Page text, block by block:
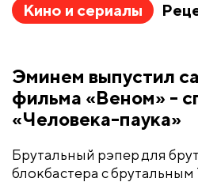
Кино и сериалы
Эминем выпустил
фильма «Веном» -
«Человека-паука»
Брутальный рэпер для
блокбастера с